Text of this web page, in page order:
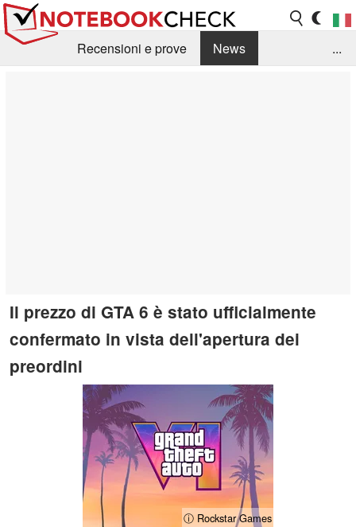
Recensioni e prove
News
...
Il prezzo di GTA 6 è stato ufficialmente
confermato in vista dell'apertura dei
preordini
ⓘ Rockstar Games